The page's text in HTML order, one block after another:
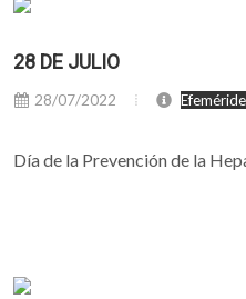
28 DE JULIO
28/07/2022
Día de la Prevención de la